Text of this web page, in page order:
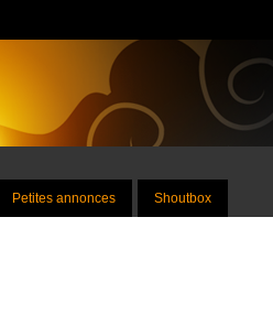
Petites annonces Shoutbox